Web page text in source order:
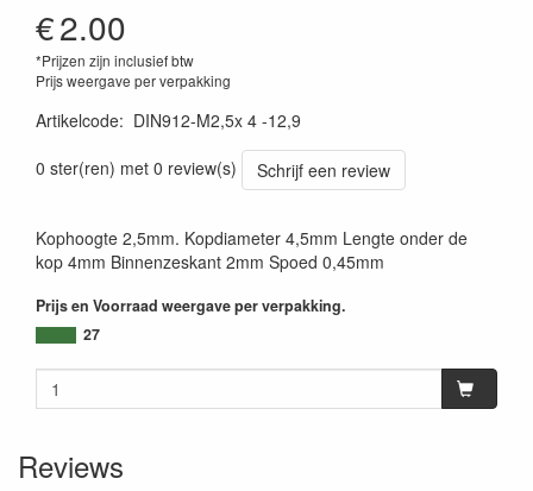
€2.00
*Prijzen zijn inclusief btw
Prijs weergave per verpakking
Artikelcode: DIN912-M2,5x 4 -12,9
0 ster(ren) met 0 review(s)
Schrijf een review
Kophoogte 2,5mm. Kopdiameter 4,5mm Lengte onder de
kop 4mm Binnenzeskant 2mm Spoed 0,45mm
Prijs en Voorraad weergave per verpakking.
27
Reviews